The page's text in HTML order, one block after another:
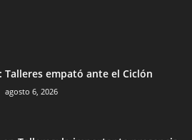
Talleres empató ante el Ciclón
agosto 6, 2026